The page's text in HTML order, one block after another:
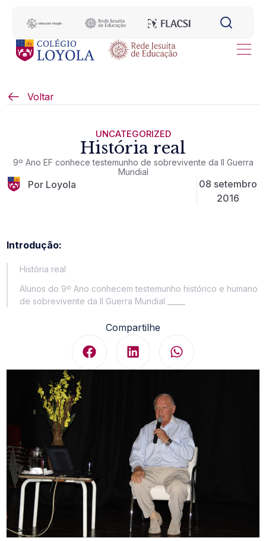
Voltar
UNCATEGORIZED
História real
9º Ano EF conhece testemunho de sobrevivente da II Guerra
Mundial
Por Loyola
08 setembro
2016
Introdução:
História real
Alunos do 9º Ano conhecem testemunho histórico e humano
de sobrevivente da II Guerra Mundial _____
Compartilhe